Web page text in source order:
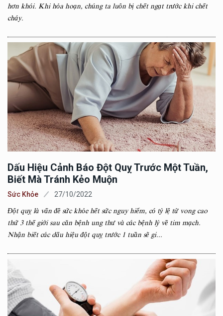
hơn khói. Khi hỏa hoạn, chúng ta luôn bị chết ngạt trước khi chết
cháy.
Dấu Hiệu Cảnh Báo Đột Quỵ Trước Một Tuần,
Biết Mà Tránh Kẻo Muộn
Sức Khỏe 27/10/2022
Đột quỵ là vấn đề sức khỏe hết sức nguy hiểm, có tỷ lệ tử vong cao
thứ 3 thế giới sau căn bệnh ung thư và các bệnh lý về tim mạch.
Nhận biết các dấu hiệu đột quỵ trước 1 tuần sẽ gi...